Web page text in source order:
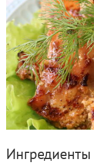
Ингредиенты